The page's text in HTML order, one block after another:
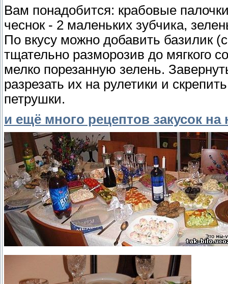
Вам понадобится: крабовые
чеснок - 2 маленьких зубчика,
По вкусу можно добавить базилик
тщательно разморозив до мягкого
мелко порезанную зелень.
разрезать их на рулетики и
петрушки.
и ещё много рецептов закусок